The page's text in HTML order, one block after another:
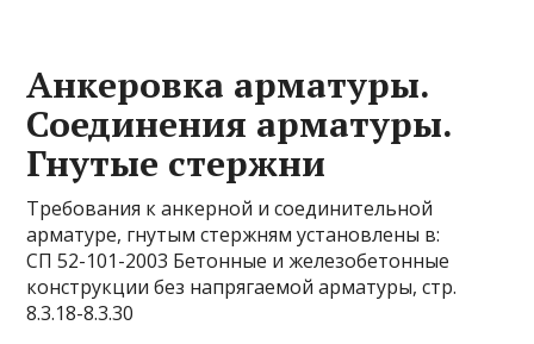
Анкеровка арматуры.
Соединения арматуры.
Гнутые стержни
Требования к анкерной и соединительной
арматуре, гнутым стержням установлены в:
СП 52-101-2003 Бетонные и железобетонные
конструкции без напрягаемой арматуры, стр.
8.3.18-8.3.30